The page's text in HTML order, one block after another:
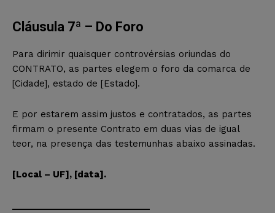
Cláusula 7ª – Do Foro
Para dirimir quaisquer controvérsias oriundas do
CONTRATO, as partes elegem o foro da comarca de
[Cidade], estado de [Estado].
E por estarem assim justos e contratados, as partes
firmam o presente Contrato em duas vias de igual
teor, na presença das testemunhas abaixo assinadas.
[Local – UF], [data].